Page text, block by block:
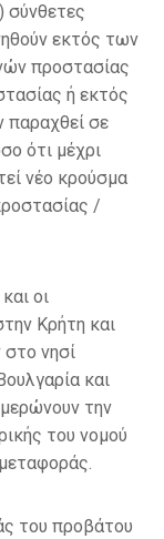
σύνθετες
εκτός των
προστασίας
ή εκτός
παραχθεί σε
ότι μέχρι
νέο κρούσμα
/
οι
Κρήτη και
στο νησί
Βουλγαρία και
την
του νομού
του προβάτου